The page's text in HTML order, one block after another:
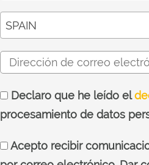
SPAIN
Declaro que he leído el
procesamiento de datos
Acepto recibir